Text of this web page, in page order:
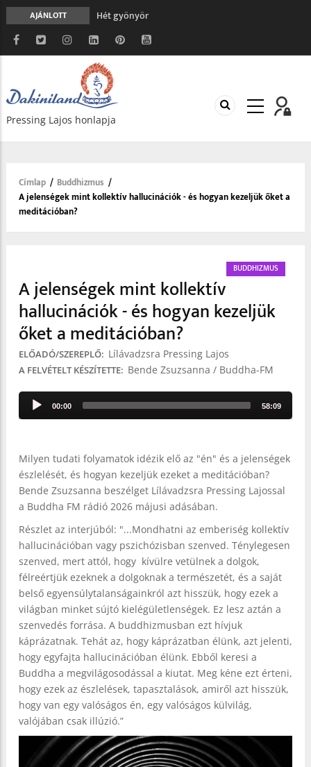
AJÁNLOTT
Hét gyönyör
A gondolatok átalakításának nyolc versszaka
Meghalni teljesen biztonságos
Minden más, mint aminek látszik
Vég nélküli leborulás
Pressing Lajos honlapja
Morzsa
Címlap / Buddhizmus /
A jelenségek mint kollektív hallucinációk - és hogyan kezeljük őket a
meditációban?
BUDDHIZMUS
A jelenségek mint kollektív
hallucinációk - és hogyan kezeljük
őket a meditációban?
ELŐADÓ/SZEREPLŐ Lílávadzsra Pressing Lajos
A FELVÉTELT KÉSZÍTETTE Bende Zsuzsanna / Buddha-FM
Audio
00:00 58:09
Milyen tudati folyamatok idézik elő az "én" és a jelenségek
észlelését, és hogyan kezeljük ezeket a meditációban?
Bende Zsuzsanna beszélget Lílávadzsra Pressing Lajossal
a Buddha FM rádió 2026 májusi adásában.
Részlet az interjúból: "...Mondhatni az emberiség kollektív
hallucinációban vagy pszichózisban szenved. Ténylegesen
szenved, mert attól, hogy kívülre vetülnek a dolgok,
félreértjük ezeknek a dolgoknak a természetét, és a saját
belső egyensúlytalanságainkról azt hisszük, hogy ezek a
világban minket sújtó kielégületlenségek. Ez lesz aztán a
szenvedés forrása. A buddhizmusban ezt hívjuk
káprázatnak. Tehát az, hogy káprázatban élünk, azt jelenti,
hogy egyfajta hallucinációban élünk. Ebből keresi a
Buddha a megvilágosodással a kiutat. Meg kéne ezt érteni,
hogy ezek az észlelések, tapasztalások, amiről azt hisszük,
hogy van egy valóságos én, egy valóságos külvilág,
valójában csak illúzió.”